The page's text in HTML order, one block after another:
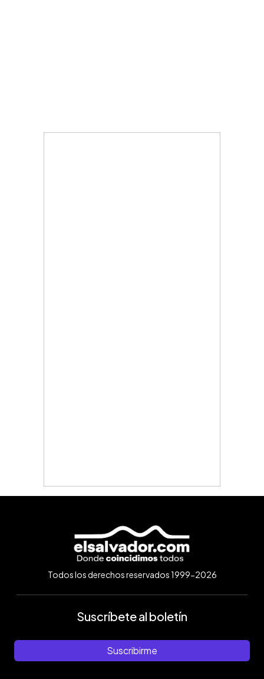
Todos los derechos reservados 1999-2026
Suscríbete al boletín
Suscribirme